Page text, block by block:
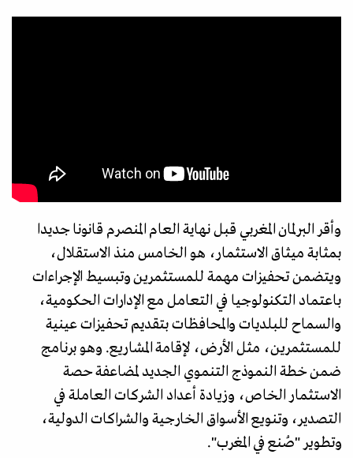
وأقر البرلمان المغربي قبل نهاية العام المنصرم قانونا جديدا
بمثابة ميثاق الاستثمار، هو الخامس منذ الاستقلال،
ويتضمن تحفيزات مهمة للمستثمرين وتبسيط الإجراءات
باعتماد التكنولوجيا في التعامل مع الإدارات الحكومية،
والسماح للبلديات والمحافظات بتقديم تحفيزات عينية
للمستثمرين، مثل الأرض، لإقامة المشاريع. وهو برنامج
ضمن خطة النموذج التنموي الجديد لمضاعفة حصة
الاستثمار الخاص، وزيادة أعداد الشركات العاملة في
التصدير، وتنويع الأسواق الخارجية والشراكات الدولية،
وتطوير "صُنع في المغرب".